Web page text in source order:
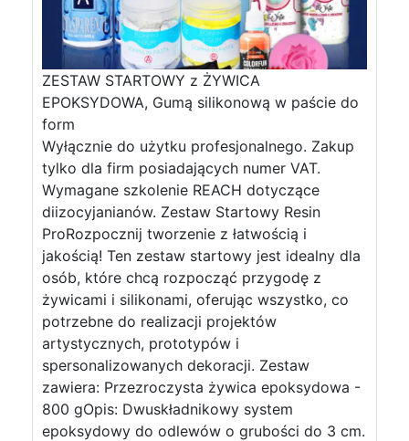
ZESTAW STARTOWY z ŻYWICA
EPOKSYDOWA, Gumą silikonową w paście do
form
Wyłącznie do użytku profesjonalnego. Zakup
tylko dla firm posiadających numer VAT.
Wymagane szkolenie REACH dotyczące
diizocyjanianów. Zestaw Startowy Resin
ProRozpocznij tworzenie z łatwością i
jakością! Ten zestaw startowy jest idealny dla
osób, które chcą rozpocząć przygodę z
żywicami i silikonami, oferując wszystko, co
potrzebne do realizacji projektów
artystycznych, prototypów i
spersonalizowanych dekoracji. Zestaw
zawiera: Przezroczysta żywica epoksydowa -
800 gOpis: Dwuskładnikowy system
epoksydowy do odlewów o grubości do 3 cm.